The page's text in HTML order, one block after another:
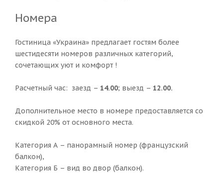
Номера
Гостиница «Украина» предлагает гостям более
шестидесяти номеров различных категорий,
сочетающих уют и комфорт !
Расчетный час: заезд – 14.00; выезд – 12.00.
Дополнительное место в номере предоставляется со
скидкой 20% от основного места.
Категория А – панорамный номер (французский
балкон),
Категория Б – вид во двор (балкон).